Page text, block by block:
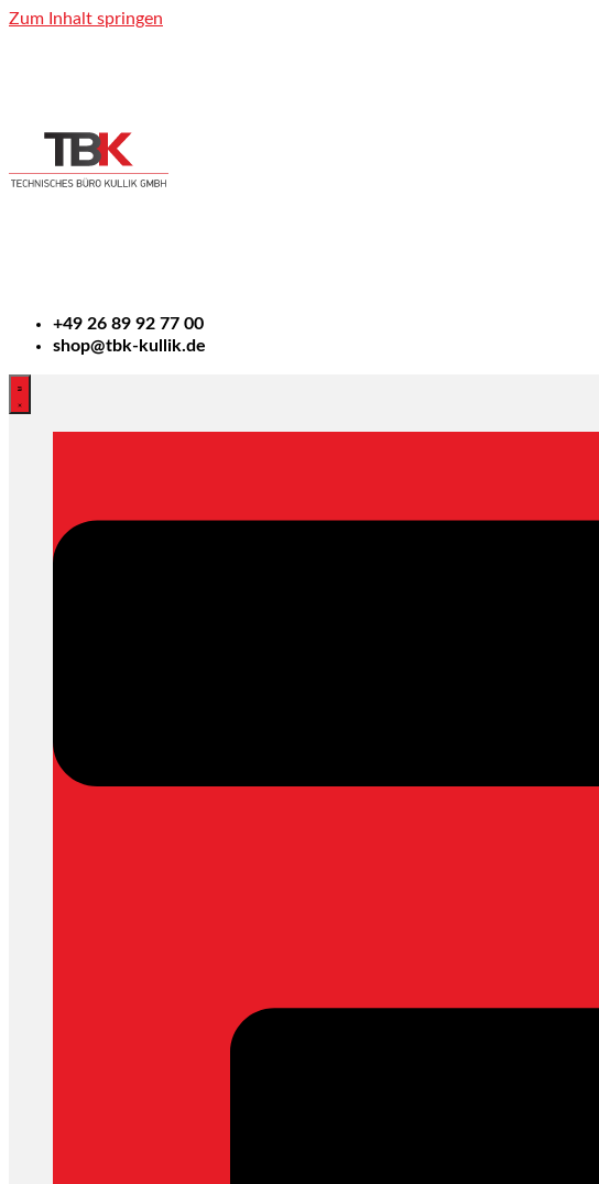
Zum Inhalt springen
+49 26 89 92 77 00
shop@tbk-kullik.de